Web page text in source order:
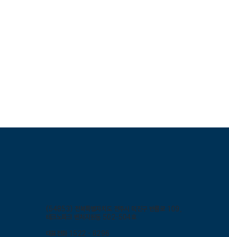
(54853) 전북특별자치도 전주시 덕진구 반룡로 109,
테크노파크 벤처지원동 502-504호
대표전화 1522 - 8296